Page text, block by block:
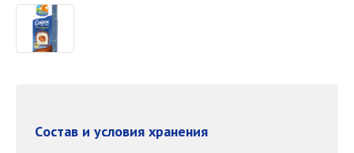
Cостав и условия хранения